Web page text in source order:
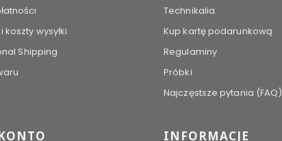
koszty wysyłki
Shipping
Technikalia.
Kup kartę podarunkową
Regulaminy
Próbki
Najczęstsze pytania (FAQ)
INFORMACJE